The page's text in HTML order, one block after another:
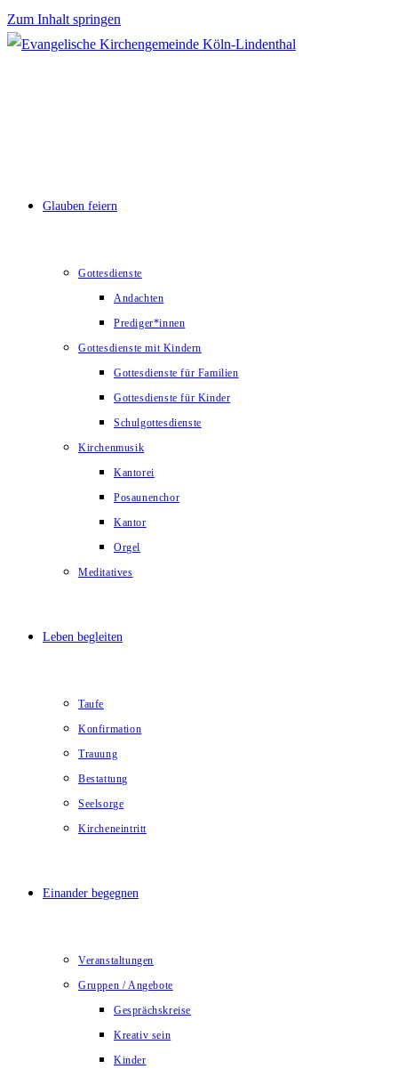
Zum Inhalt springen
Glauben feiern
Gottesdienste
Andachten
Prediger*innen
Gottesdienste mit Kindern
Gottesdienste für Familien
Gottesdienste für Kinder
Schulgottesdienste
Kirchenmusik
Kantorei
Posaunenchor
Kantor
Orgel
Meditatives
Leben begleiten
Taufe
Konfirmation
Trauung
Bestattung
Seelsorge
Kircheneintritt
Einander begegnen
Veranstaltungen
Gruppen / Angebote
Gesprächskreise
Kreativ sein
Kinder